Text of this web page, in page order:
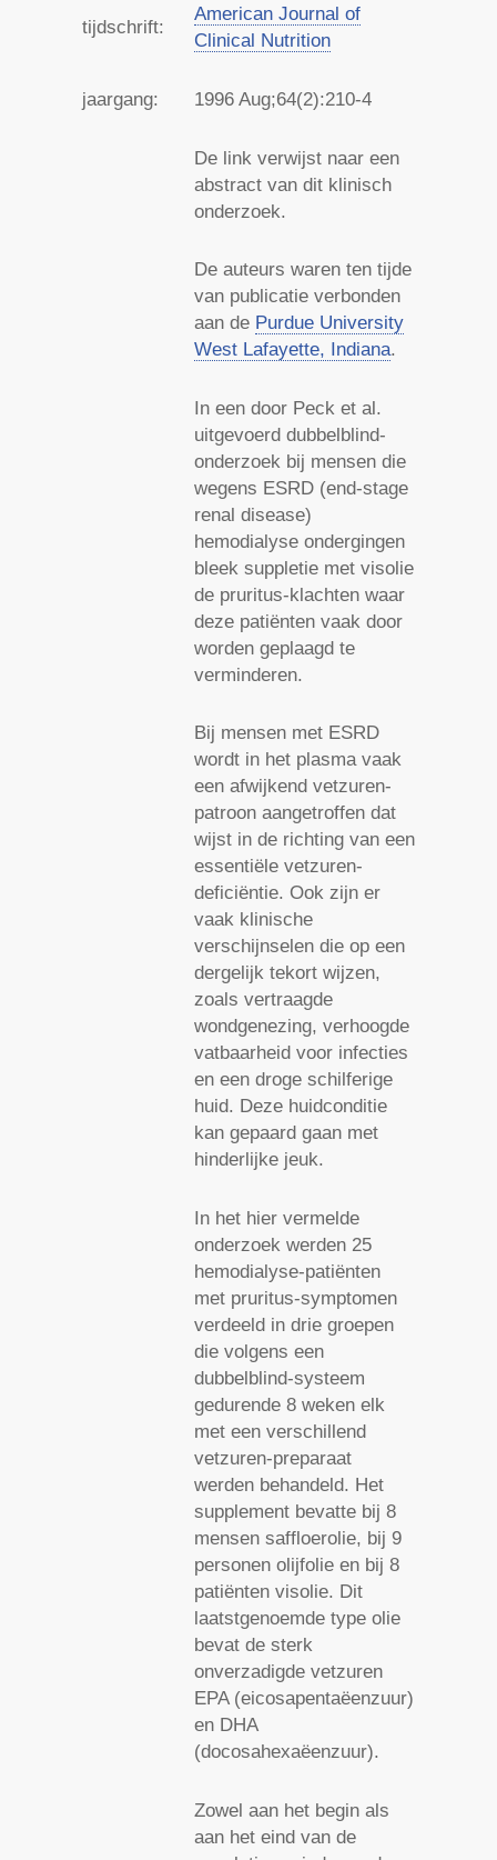
tijdschrift:
American Journal of
Clinical Nutrition
jaargang: 1996 Aug;64(2):210-4
De link verwijst naar een
abstract van dit klinisch
onderzoek.
De auteurs waren ten tijde
van publicatie verbonden
aan de Purdue University
West Lafayette, Indiana.
In een door Peck et al.
uitgevoerd dubbelblind-
onderzoek bij mensen die
wegens ESRD (end-stage
renal disease)
hemodialyse ondergingen
bleek suppletie met visolie
de pruritus-klachten waar
deze patiënten vaak door
worden geplaagd te
verminderen.
Bij mensen met ESRD
wordt in het plasma vaak
een afwijkend vetzuren-
patroon aangetroffen dat
wijst in de richting van een
essentiële vetzuren-
deficiëntie. Ook zijn er
vaak klinische
verschijnselen die op een
dergelijk tekort wijzen,
zoals vertraagde
wondgenezing, verhoogde
vatbaarheid voor infecties
en een droge schilferige
huid. Deze huidconditie
kan gepaard gaan met
hinderlijke jeuk.
In het hier vermelde
onderzoek werden 25
hemodialyse-patiënten
met pruritus-symptomen
verdeeld in drie groepen
die volgens een
dubbelblind-systeem
gedurende 8 weken elk
met een verschillend
vetzuren-preparaat
werden behandeld. Het
supplement bevatte bij 8
mensen saffloerolie, bij 9
personen olijfolie en bij 8
patiënten visolie. Dit
laatstgenoemde type olie
bevat de sterk
onverzadigde vetzuren
EPA (eicosapentaëenzuur)
en DHA
(docosahexaëenzuur).
Zowel aan het begin als
aan het eind van de